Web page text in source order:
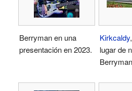
Berryman en una
presentación en 2023.
Kirkcaldy,
lugar de